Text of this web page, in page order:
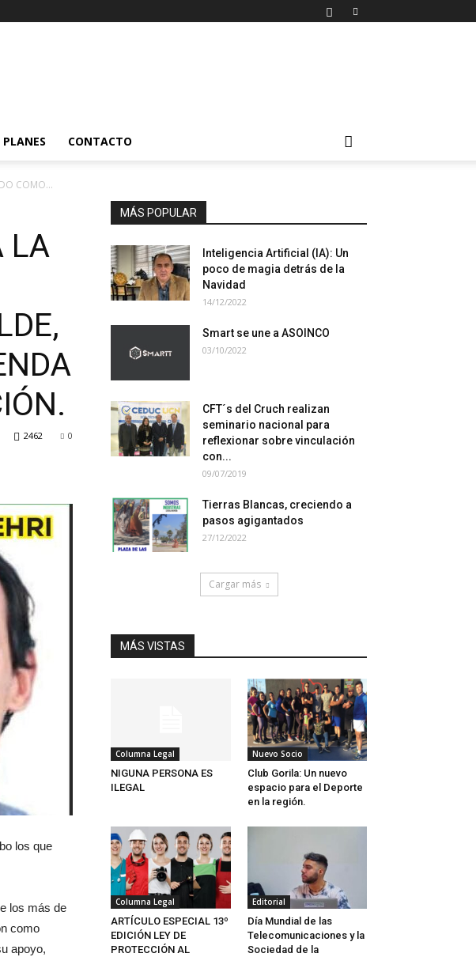
PLANES CONTACTO
COMO...
LA
0
2462
los que
los más de
como
apoyo,
MÁS POPULAR
Inteligencia Artificial (IA): Un
poco de magia detrás de la
Navidad
14/12/2022
Smart se une a ASOINCO
03/10/2022
CFT´s del Cruch realizan
seminario nacional para
reflexionar sobre vinculación
con...
09/07/2019
Tierras Blancas, creciendo a
pasos agigantados
27/12/2022
Cargar más
MÁS VISTAS
Columna Legal
NIGUNA PERSONA ES
ILEGAL
Nuevo Socio
Club Gorila: Un nuevo
espacio para el Deporte
en la región.
Columna Legal
ARTÍCULO ESPECIAL 13º
EDICIÓN LEY DE
PROTECCIÓN AL
Editorial
Día Mundial de las
Telecomunicaciones y la
Sociedad de la